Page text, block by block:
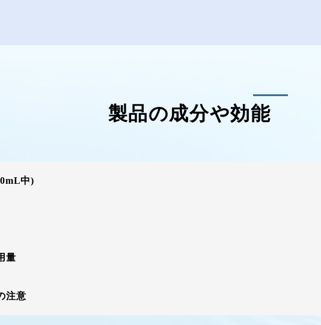
製品の成分や効能
中)
量
注意